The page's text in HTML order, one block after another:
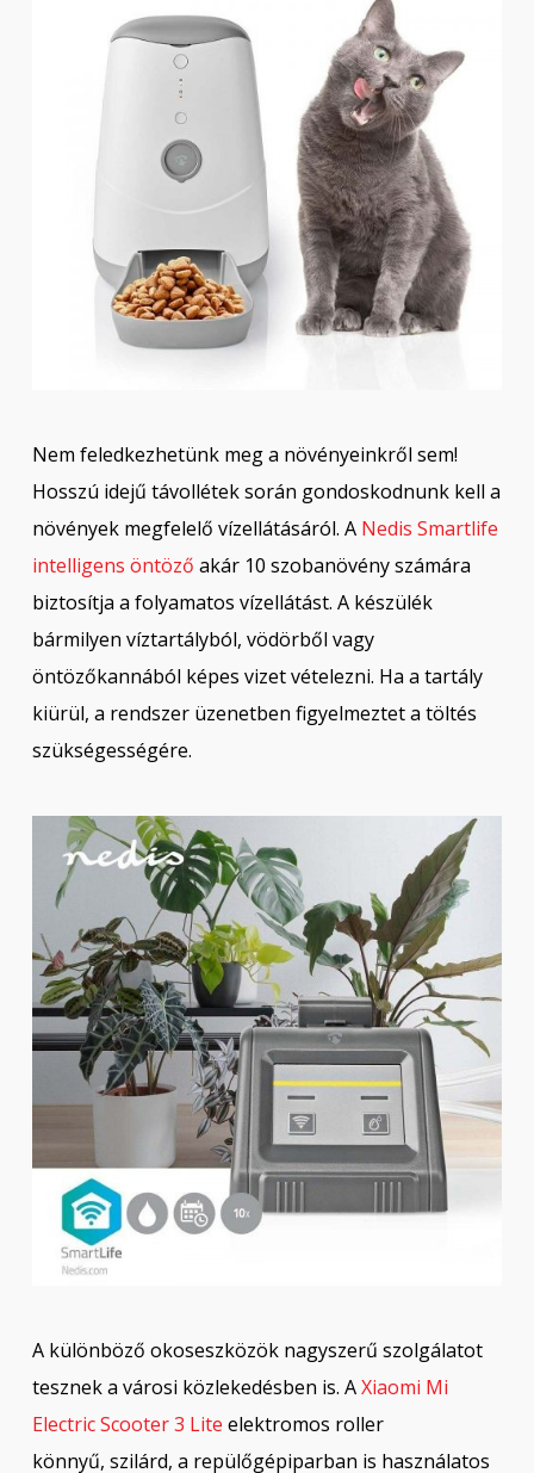
Nem feledkezhetünk meg a növényeinkről sem!
Hosszú idejű távollétek során gondoskodnunk kell a
növények megfelelő vízellátásáról. A Nedis Smartlife
intelligens öntöző akár 10 szobanövény számára
biztosítja a folyamatos vízellátást. A készülék
bármilyen víztartályból, vödörből vagy
öntözőkannából képes vizet vételezni. Ha a tartály
kiürül, a rendszer üzenetben figyelmeztet a töltés
szükségességére.
A különböző okoseszközök nagyszerű szolgálatot
tesznek a városi közlekedésben is. AXiaomi Mi
Electric Scooter 3 Lite elektromos roller
könnyű, szilárd, a repülőgépiparban is használatos